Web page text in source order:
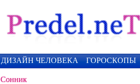
ДИЗАЙН ЧЕЛОВЕКА ГОРОСКОПЫ
Сонник